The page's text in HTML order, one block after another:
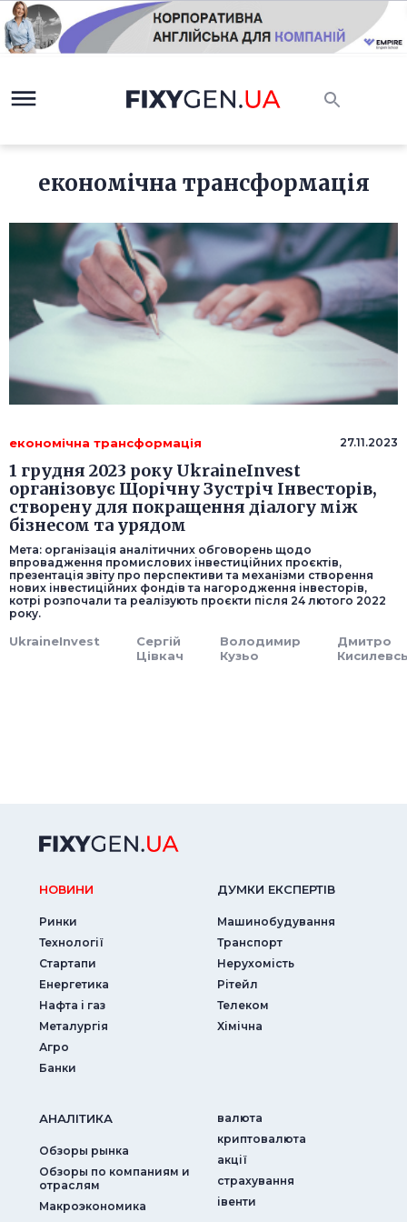
економічна трансформація
економічна трансформація 27.11.2023
1 грудня 2023 року UkraineInvest
організовує Щорічну Зустріч Інвесторів,
створену для покращення діалогу між
бізнесом та урядом
Мета: організація аналітичних обговорень щодо
впровадження промислових інвестиційних проєктів,
презентація звіту про перспективи та механізми створення
нових інвестиційних фондів та нагородження інвесторів,
котрі розпочали та реалізують проєкти після 24 лютого 2022
року.
UkraineInvest
Сергій
Цівкач
Володимир
Кузьо
Дмитро
НОВИНИ
Ринки
Технології
Стартапи
Енергетика
Нафта і газ
Металургія
Агро
Банки
ДУМКИ ЕКСПЕРТIВ
Машинобудування
Транспорт
Нерухомість
Рітейл
Телеком
Хімічна
АНАЛIТИКА
Обзоры рынка
Обзоры по компаниям и
отраслям
Макроэкономика
валюта
криптовалюта
акції
страхування
iвенти